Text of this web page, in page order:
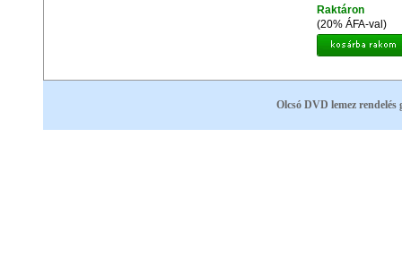
(20% ÁFA-val)
Raktáron
Olcsó DVD lemez